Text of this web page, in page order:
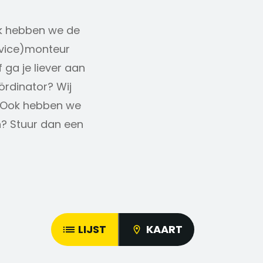
hebben we de
je liever aan
Wij
hebben we
Stuur dan een
LIJST KAART